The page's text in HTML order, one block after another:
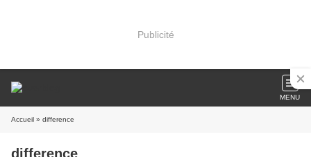
Publicité
MENU
Accueil » difference
difference